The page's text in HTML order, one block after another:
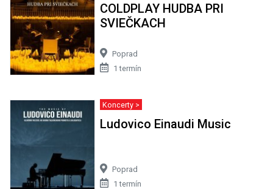
COLDPLAY HUDBA PRI
SVIEČKACH
Poprad
1 termín
Koncerty >
Ludovico Einaudi Music
Poprad
1 termín